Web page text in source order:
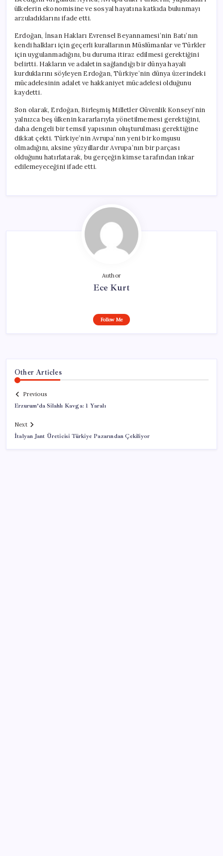
ülkelerin ekonomisine ve sosyal hayatına katkıda bulunmayı
arzuladıklarını ifade etti.
Erdoğan, İnsan Hakları Evrensel Beyannamesi’nin Batı’nın
kendi halkları için geçerli kurallarının Müslümanlar ve Türkler
için uygulanmadığını, bu duruma itiraz edilmesi gerektiğini
belirtti. Hakların ve adaletin sağlandığı bir dünya hayali
kurduklarını söyleyen Erdoğan, Türkiye’nin dünya üzerindeki
mücadelesinin adalet ve hakkaniyet mücadelesi olduğunu
kaydetti.
Son olarak, Erdoğan, Birleşmiş Milletler Güvenlik Konseyi’nin
yalnızca beş ülkenin kararlarıyla yönetilmemesi gerektiğini,
daha dengeli bir temsil yapısının oluşturulması gerektiğine
dikkat çekti. Türkiye’nin Avrupa’nın yeni bir komşusu
olmadığını, aksine yüzyıllardır Avrupa’nın bir parçası
olduğunu hatırlatarak, bu gerçeğin kimse tarafından inkar
edilemeyeceğini ifade etti.
Author
Ece Kurt
Follow Me
Other Articles
Previous
Erzurum’da Silahlı Kavga: 1 Yaralı
Next
İtalyan Jant Üreticisi Türkiye Pazarından Çekiliyor